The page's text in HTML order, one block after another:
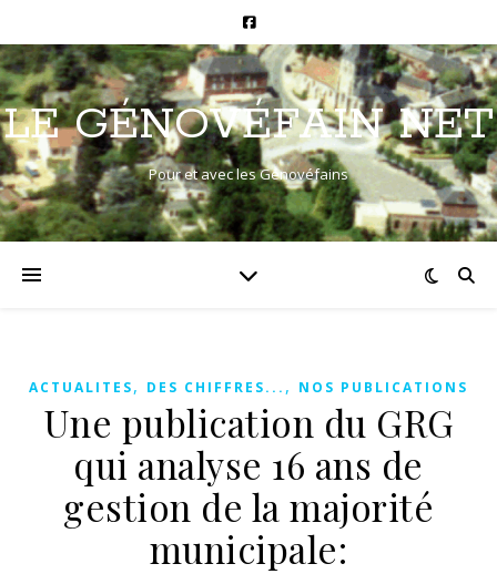
LE GÉNOVÉFAIN NET
Pour et avec les Génovéfains
ACTUALITES, DES CHIFFRES... , NOS PUBLICATIONS
Une publication du GRG
qui analyse 16 ans de
gestion de la majorité
municipale: